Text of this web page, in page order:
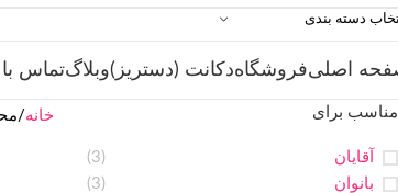
دسته بندی
اصلیفروشگاهدکانت (دستریز)وبلاگتماس با
مناسب برای
آقایان
(3)
بانوان
(3)
خانه